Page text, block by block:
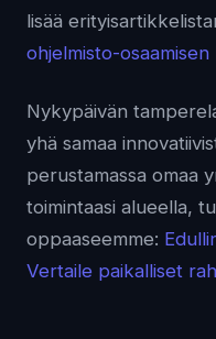
lisää
ohjelmisto-osaamisen
Nykypäivän
yhä samaa
perustamassa omaa
toimintaasi alueella,
oppaaseemme:
Vertaile paikalliset